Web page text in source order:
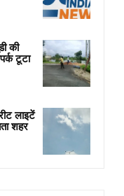
की
टूटा
लाइटें
शहर